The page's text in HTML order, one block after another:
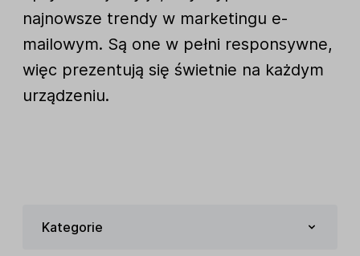
najnowsze trendy w marketingu e-
mailowym. Są one w pełni responsywne,
więc prezentują się świetnie na każdym
urządzeniu.
Kategorie